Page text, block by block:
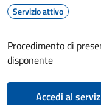
Servizio attivo
Procedimento di
disponente
Accedi al